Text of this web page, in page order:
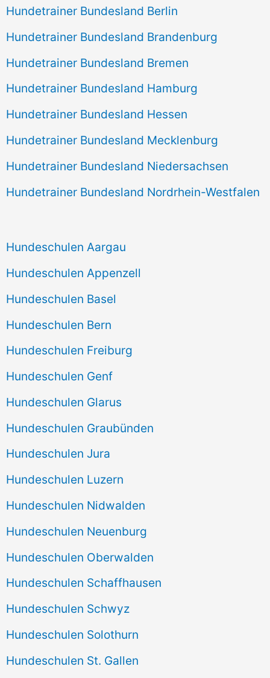
Hundetrainer Bundesland Berlin
Hundetrainer Bundesland Brandenburg
Hundetrainer Bundesland Bremen
Hundetrainer Bundesland Hamburg
Hundetrainer Bundesland Hessen
Hundetrainer Bundesland Mecklenburg
Hundetrainer Bundesland Niedersachsen
Hundetrainer Bundesland Nordrhein-Westfalen
Hundeschulen Aargau
Hundeschulen Appenzell
Hundeschulen Basel
Hundeschulen Bern
Hundeschulen Freiburg
Hundeschulen Genf
Hundeschulen Glarus
Hundeschulen Graubünden
Hundeschulen Jura
Hundeschulen Luzern
Hundeschulen Nidwalden
Hundeschulen Neuenburg
Hundeschulen Oberwalden
Hundeschulen Schaffhausen
Hundeschulen Schwyz
Hundeschulen Solothurn
Hundeschulen St. Gallen